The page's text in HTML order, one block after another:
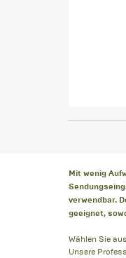
Mit wenig
verwendbar.
geeignet,
Wählen Sie
Unsere